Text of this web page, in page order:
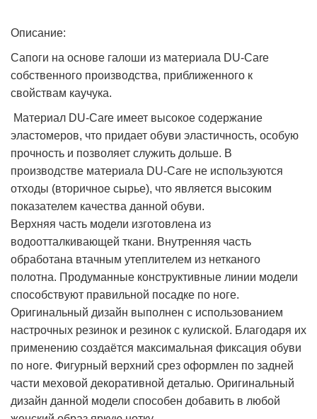
Описание:
Сапоги на основе галоши из материала DU-Care
собственного производства, приближенного к
свойствам каучука.
Материал DU-Care имеет высокое содержание
эластомеров, что придает обуви эластичность, особую
прочность и позволяет служить дольше. В
производстве материала DU-Care не используются
отходы (вторичное сырье), что является высоким
показателем качества данной обуви.
Верхняя часть модели изготовлена из
водоотталкивающей ткани. Внутренняя часть
обработана втачным утеплителем из нетканого
полотна. Продуманные конструктивные линии модели
способствуют правильной посадке по ноге.
Оригинальный дизайн выполнен с использованием
настрочных резинок и резинок с кулиской. Благодаря их
применению создаётся максимальная фиксация обуви
по ноге. Фигурный верхний срез оформлен по задней
части меховой декоративной деталью. Оригинальный
дизайн данной модели способен добавить в любой